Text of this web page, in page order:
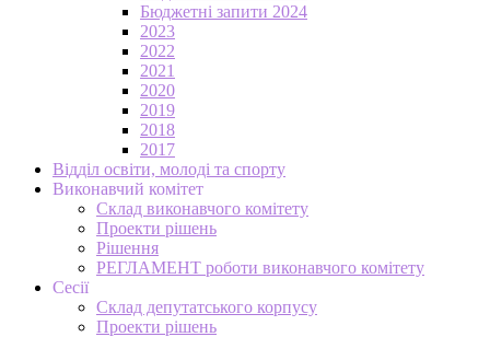
Бюджетні запити 2024
2023
2022
2021
2020
2019
2018
2017
Відділ освіти, молоді та спорту
Виконавчий комітет
Склад виконавчого комітету
Проекти рішень
Рішення
РЕГЛАМЕНТ роботи виконавчого комітету
Сесії
Склад депутатського корпусу
Проекти рішень